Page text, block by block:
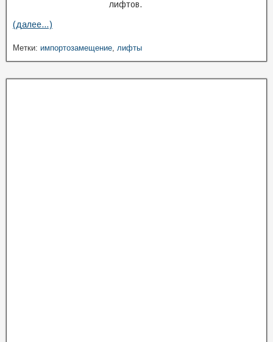
лифтов.
(далее…)
Метки: импортозамещение, лифты